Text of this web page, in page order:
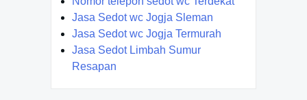
Jasa Sedot wc Jogja Sleman
Jasa Sedot wc Jogja Termurah
Jasa Sedot Limbah Sumur
Resapan